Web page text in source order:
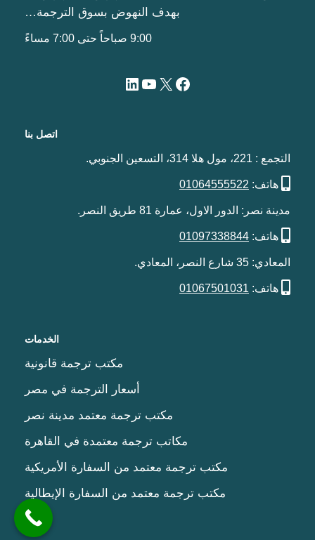
بهدف النهوض بسوق الترجمة…
اتصل بنا
التجمع : 221، مول هلا 314، التسعين الجنوبي.
هاتف: 01064555522
مدينة نصر: الدور الاول، عمارة 81 طريق النصر.
هاتف: 01097338844
المعادي: 35 شارع النصر، المعادي.
هاتف: 01067501031
الخدمات
مكتب ترجمة قانونية
أسعار الترجمة في مصر
مكتب ترجمة معتمد مدينة نصر
مكاتب ترجمة معتمدة في القاهرة
مكتب ترجمة معتمد من السفارة الأمريكية
مكتب ترجمة معتمد من السفارة الإيطالية